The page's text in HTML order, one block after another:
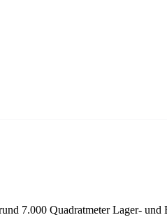
7.000 Quadratmeter Lager- und